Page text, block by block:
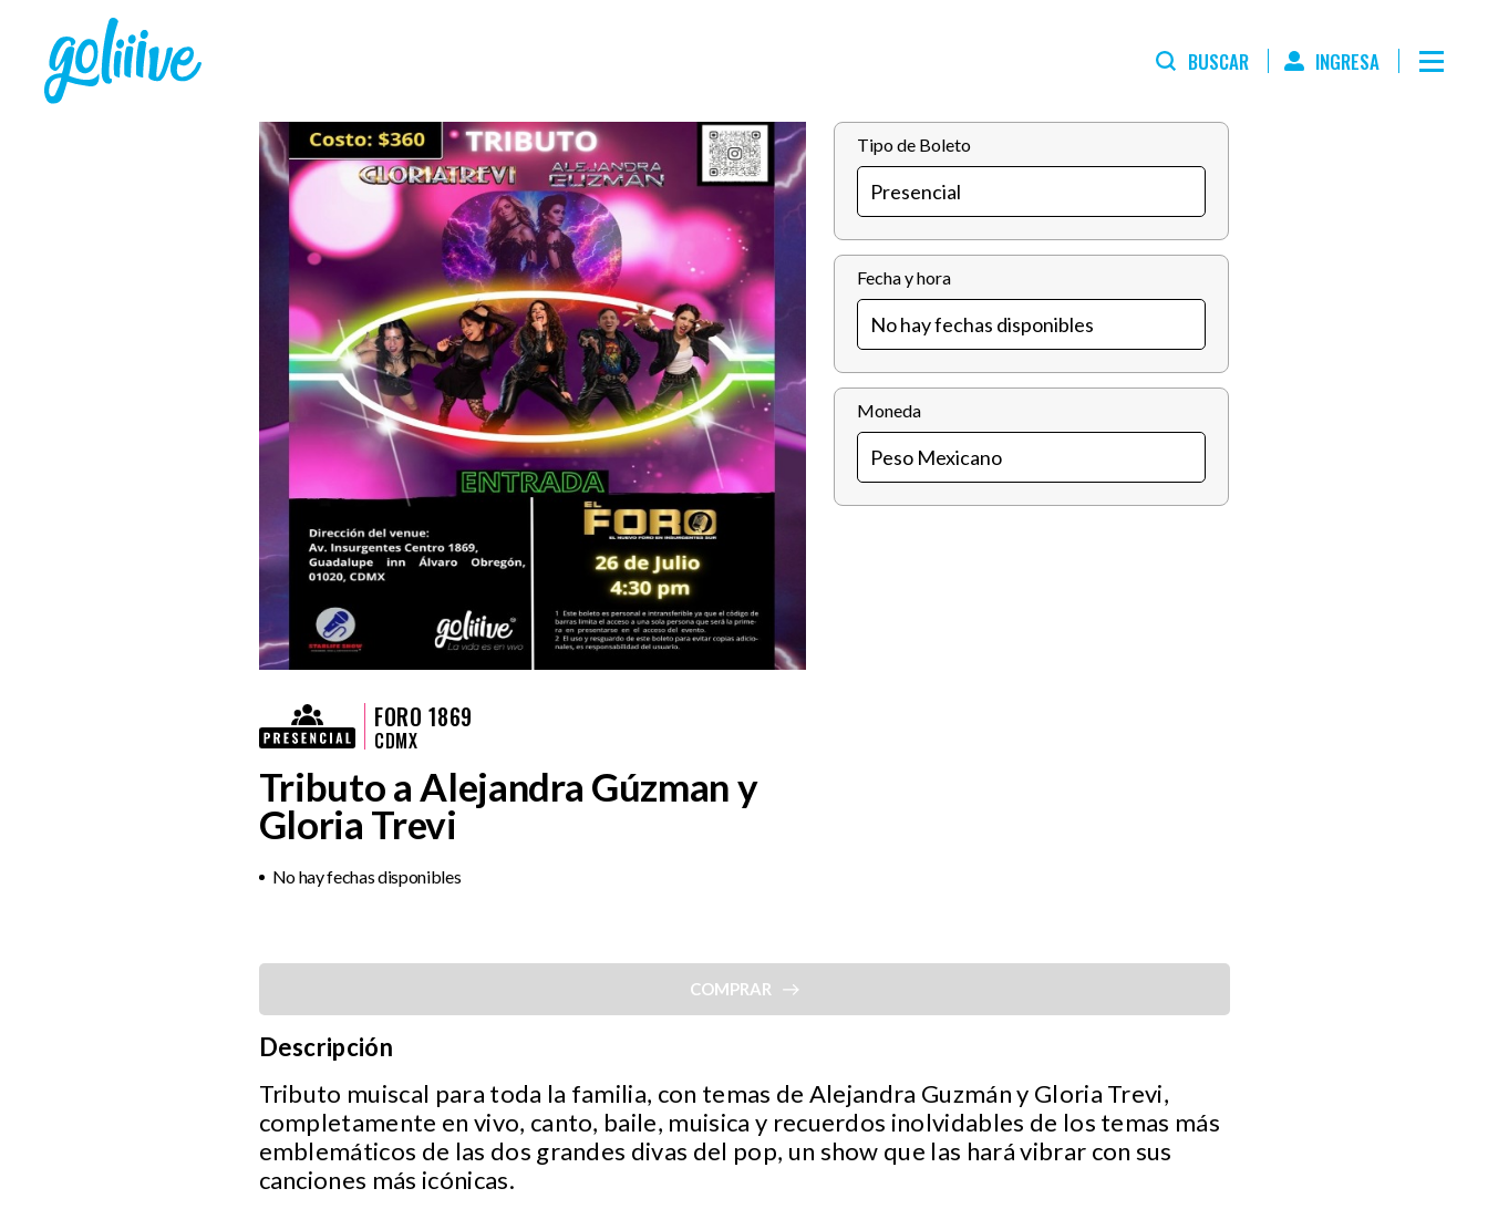
BUSCAR INGRESA
FORO 1869
CDMX
Tributo a Alejandra Gúzman y
Gloria Trevi
No hay fechas disponibles
Tipo de Boleto
Fecha y hora
Moneda
COMPRAR
Descripción
Tributo muiscal para toda la familia, con temas de Alejandra Guzmán y Gloria Trevi,
completamente en vivo, canto, baile, muisica y recuerdos inolvidables de los temas más
emblemáticos de las dos grandes divas del pop, un show que las hará vibrar con sus
canciones más icónicas.